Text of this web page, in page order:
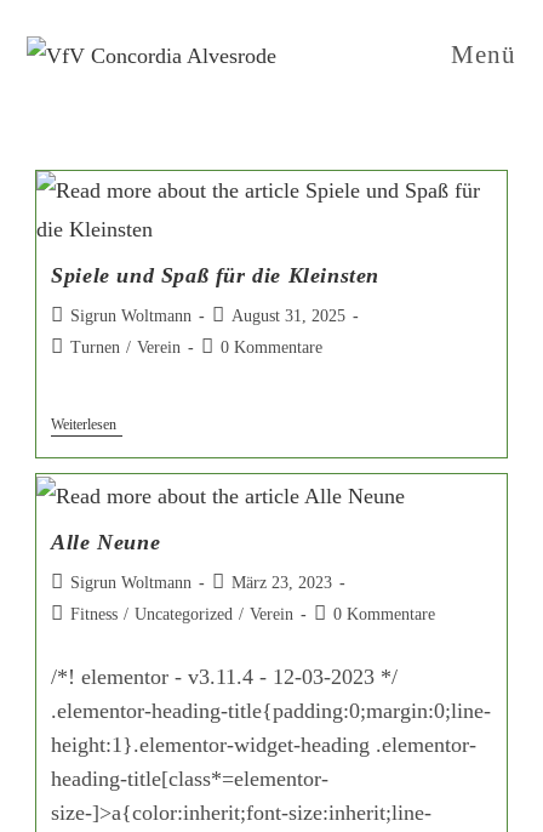
Menü
Spiele und Spaß für die Kleinsten
Sigrun Woltmann
August 31, 2025
Turnen / Verein 0 Kommentare
Weiterlesen
Alle Neune
Sigrun Woltmann
März 23, 2023
Fitness / Uncategorized / Verein 0 Kommentare
/*! elementor - v3.11.4 - 12-03-2023 */
.elementor-heading-title{padding:0;margin:0;line-
height:1}.elementor-widget-heading .elementor-
heading-title[class*=elementor-
size-]>a{color:inherit;font-size:inherit;line-